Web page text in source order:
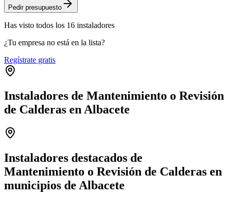
Pedir presupuesto
Has visto todos los 16 instaladores
¿Tu empresa no está en la lista?
Regístrate gratis
Instaladores de Mantenimiento o Revisión
de Calderas en Albacete
−
Instaladores destacados de
Mantenimiento o Revisión de Calderas en
municipios de Albacete